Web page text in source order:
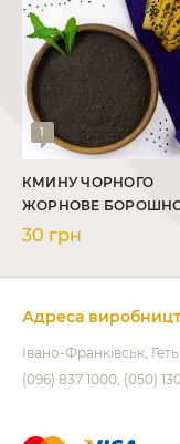
1
КМИНУ ЧОРНОГО
ЖОРНОВЕ
30 грн
Адреса
Івано-Франківськ
(096) 837 1000 (050)